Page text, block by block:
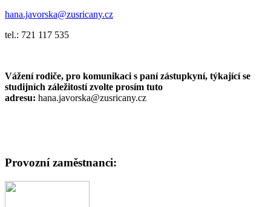
hana.javorska@zusricany.cz
tel.: 721 117 535
Vážení rodiče, pro komunikaci s paní zástupkyní, týkající se
studijních záležitostí zvolte prosím tuto
adresu: hana.javorska@zusricany.cz
Provozní zaměstnanci: